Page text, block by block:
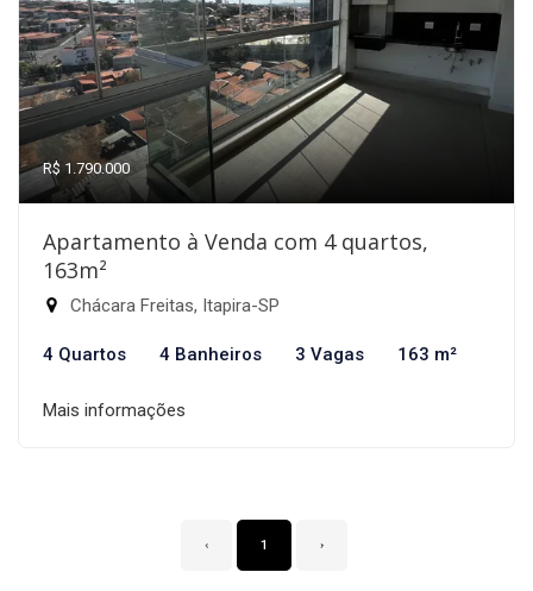
R$ 1.790.000
Apartamento à Venda com 4 quartos,
163m²
Chácara Freitas, Itapira-SP
4 Quartos 4 Banheiros 3 Vagas 163 m²
Mais informações
‹ 1 ›